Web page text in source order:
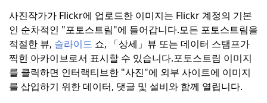
사진작가가 Flickr에 업로드한 이미지는 Flickr 계정의 기본
인 순차적인 "포토스트림"에 들어갑니다.모든 포토스트림을
적절한 뷰, 슬라이드 쇼, 「상세」뷰 또는 데이터 스탬프가
찍힌 아카이브로서 표시할 수 있습니다.포토스트림 이미지
를 클릭하면 인터랙티브한 "사진"에 외부 사이트에 이미지
를 삽입하기 위한 데이터, 댓글 및 설비와 함께 열립니다.